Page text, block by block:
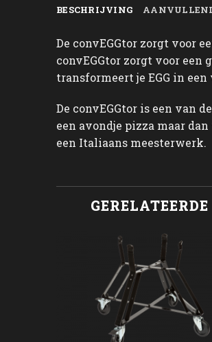
BESCHRIJVING
De convEGGtor zorgt voor
convEGGtor zorgt voor
transformeert je EGG in
De convEGGtor is een van
een avondje pizza maar
een Italiaans meesterwerk.